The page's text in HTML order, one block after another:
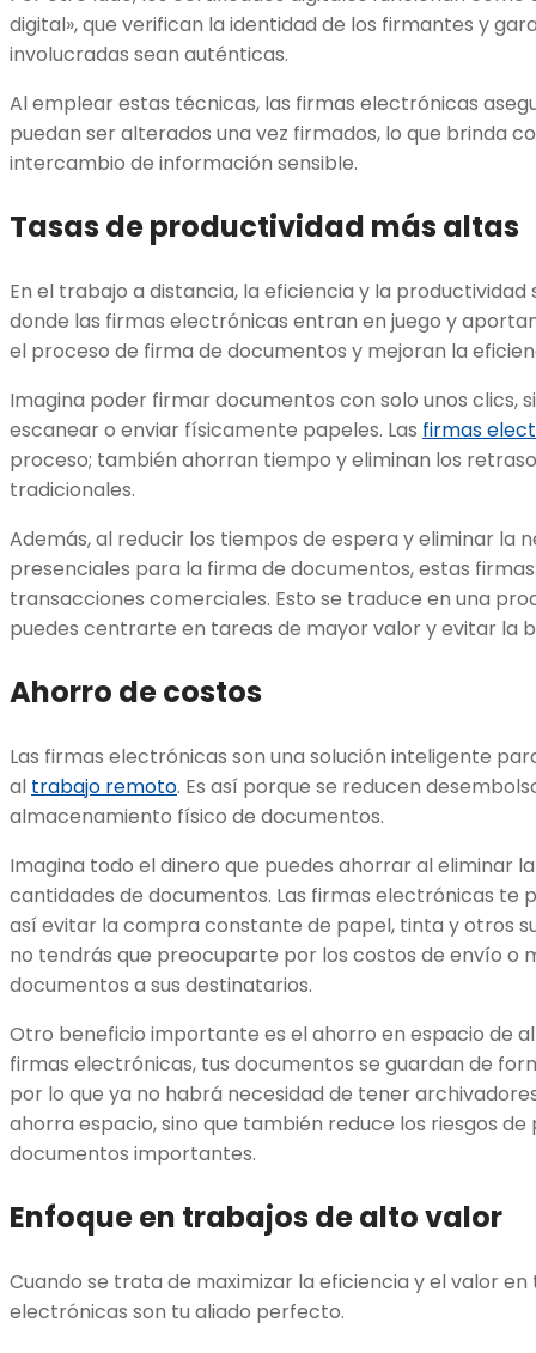
digital», que verifican la identidad de los firmantes y
involucradas sean auténticas.
Al emplear estas técnicas, las firmas electrónicas
puedan ser alterados una vez firmados, lo que brinda
intercambio de información sensible.
Tasas de productividad más altas
En el trabajo a distancia, la eficiencia y la productividad
donde las firmas electrónicas entran en juego y
el proceso de firma de documentos y mejoran la
Imagina poder firmar documentos con solo unos clics,
escanear o enviar físicamente papeles. Las firmas
proceso; también ahorran tiempo y eliminan los
tradicionales.
Además, al reducir los tiempos de espera y eliminar la
presenciales para la firma de documentos, estas
transacciones comerciales. Esto se traduce en una
puedes centrarte en tareas de mayor valor y evitar la
Ahorro de costos
Las firmas electrónicas son una solución inteligente
al trabajo remoto. Es así porque se reducen
almacenamiento físico de documentos.
Imagina todo el dinero que puedes ahorrar al eliminar
cantidades de documentos. Las firmas electrónicas
así evitar la compra constante de papel, tinta y otros
no tendrás que preocuparte por los costos de envío o
documentos a sus destinatarios.
Otro beneficio importante es el ahorro en espacio de
firmas electrónicas, tus documentos se guardan de
por lo que ya no habrá necesidad de tener
ahorra espacio, sino que también reduce los riesgos
documentos importantes.
Enfoque en trabajos de alto valor
Cuando se trata de maximizar la eficiencia y el valor
electrónicas son tu aliado perfecto.